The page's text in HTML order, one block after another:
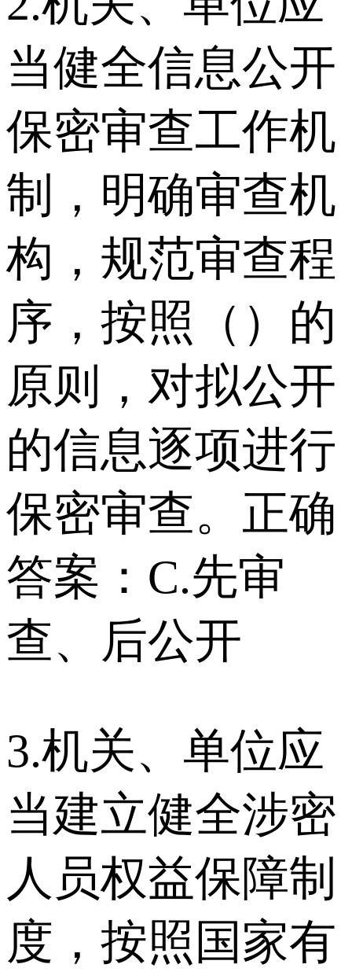
当健全信息公开
保密审查工作机
制，明确审查机
构，规范审查程
序，按照（）的
原则，对拟公开
的信息逐项进行
保密审查。正确
答案：C.先审
查、后公开
3.机关、单位应
当建立健全涉密
人员权益保障制
度，按照国家有